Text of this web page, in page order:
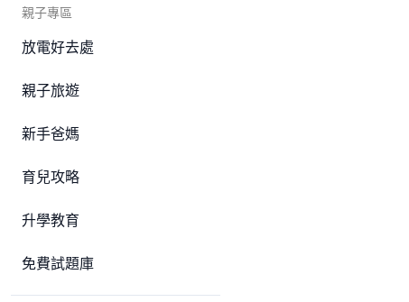
親子專區
放電好去處
親子旅遊
新手爸媽
育兒攻略
升學教育
免費試題庫